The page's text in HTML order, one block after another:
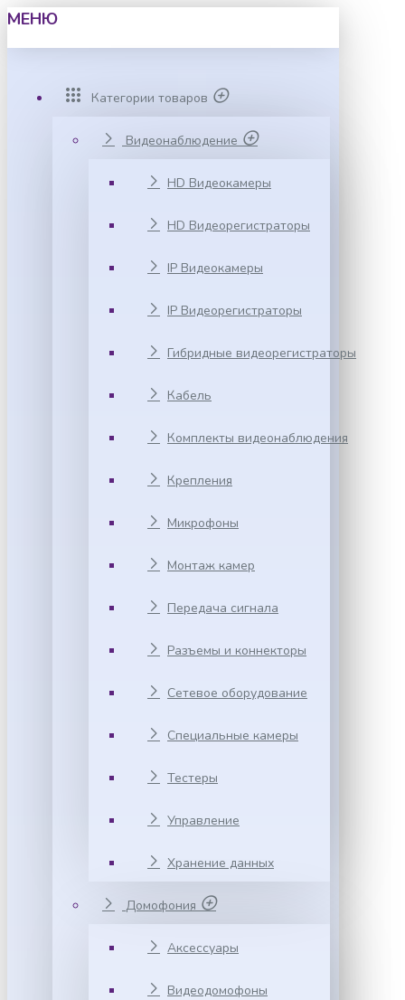
МЕНЮ
Категории товаров
Видеонаблюдение
HD Видеокамеры
HD Видеорегистраторы
IP Видеокамеры
IP Видеорегистраторы
Гибридные видеорегистраторы
Кабель
Комплекты видеонаблюдения
Крепления
Микрофоны
Монтаж камер
Передача сигнала
Разъемы и коннекторы
Сетевое оборудование
Специальные камеры
Тестеры
Управление
Хранение данных
Домофония
Аксессуары
Видеодомофоны